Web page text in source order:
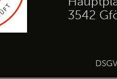
3542